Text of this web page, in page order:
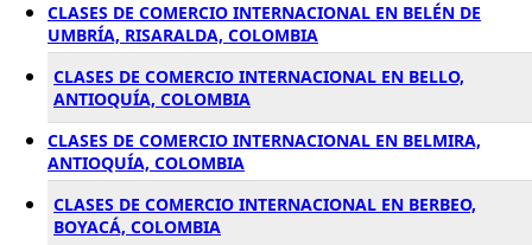
CLASES DE COMERCIO INTERNACIONAL EN BELÉN DE
UMBRÍA, RISARALDA, COLOMBIA
CLASES DE COMERCIO INTERNACIONAL EN BELLO,
ANTIOQUÍA, COLOMBIA
CLASES DE COMERCIO INTERNACIONAL EN BELMIRA,
ANTIOQUÍA, COLOMBIA
CLASES DE COMERCIO INTERNACIONAL EN BERBEO,
BOYACÁ, COLOMBIA